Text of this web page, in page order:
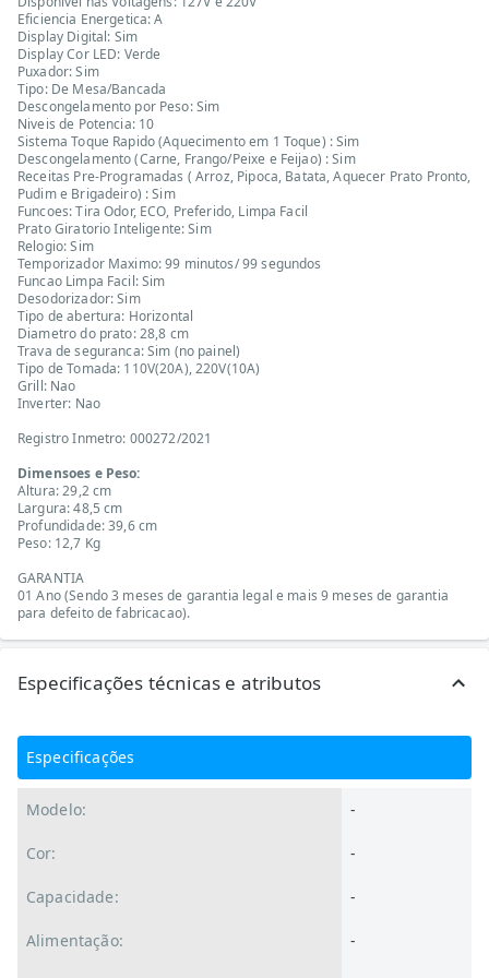
Eficiencia Energetica: A
Display Digital: Sim
Display Cor LED: Verde
Puxador: Sim
Tipo: De Mesa/Bancada
Descongelamento por Peso: Sim
Niveis de Potencia: 10
Sistema Toque Rapido (Aquecimento em 1 Toque) : Sim
Descongelamento (Carne, Frango/Peixe e Feijao) : Sim
Receitas Pre-Programadas ( Arroz, Pipoca, Batata, Aquecer Prato Pronto,
Pudim e Brigadeiro) : Sim
Funcoes: Tira Odor, ECO, Preferido, Limpa Facil
Prato Giratorio Inteligente: Sim
Relogio: Sim
Temporizador Maximo: 99 minutos/ 99 segundos
Funcao Limpa Facil: Sim
Desodorizador: Sim
Tipo de abertura: Horizontal
Diametro do prato: 28,8 cm
Trava de seguranca: Sim (no painel)
Tipo de Tomada: 110V(20A), 220V(10A)
Grill: Nao
Inverter: Nao
Registro Inmetro: 000272/2021
Dimensoes e Peso:
Altura: 29,2 cm
Largura: 48,5 cm
Profundidade: 39,6 cm
Peso: 12,7 Kg
GARANTIA
01 Ano (Sendo 3 meses de garantia legal e mais 9 meses de garantia
para defeito de fabricacao).
Especificações técnicas e atributos
Especificações
Modelo: -
Cor: -
Capacidade: -
Alimentação: -